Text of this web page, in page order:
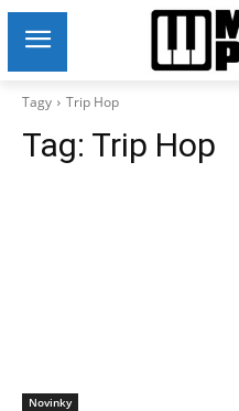
Tagy Trip Hop
Tag: Trip Hop
Novinky